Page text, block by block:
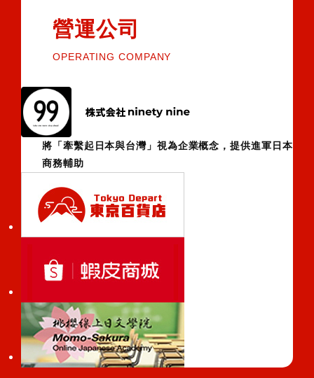
營運公司
OPERATING COMPANY
將「牽繫起日本與台灣」視為企業概念，提供進軍日本
商務輔助